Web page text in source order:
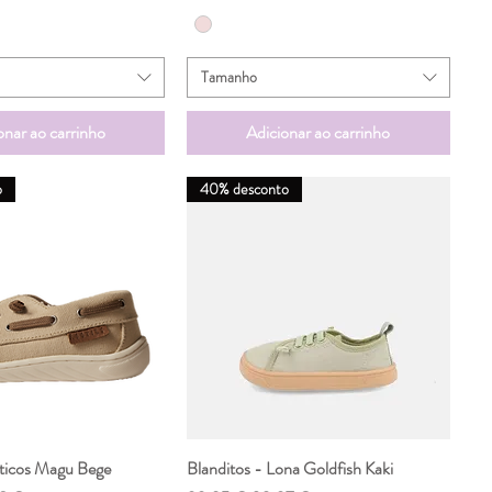
ao carrinho
Tamanho
Adicionar ao carrinho
rápida
Magu Bege
Visualização rápida
40% desconto
Blanditos - Lona Goldfish Kaki